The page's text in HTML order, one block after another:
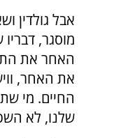
אבל גולדין
מוסגר,
האחר את
את האחר,
החיים. מי
שלנו, לא